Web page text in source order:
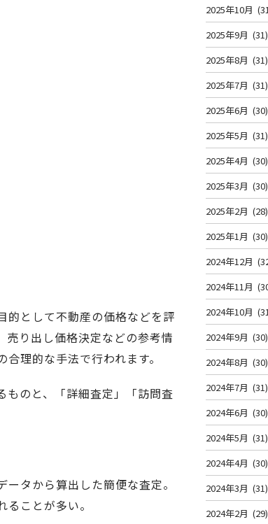
的として不動産の価格などを評
り出し価格決定などの参考情
理的な手法で行われます。
ものと、「詳細査定」「訪問査
タから算出した簡便な査定。
ことが多い。
2025年10月
2025年9月 (31)
2025年8月 (31)
2025年7月 (31)
2025年6月 (30)
2025年5月 (31)
2025年4月 (30)
2025年3月 (30)
2025年2月 (28)
2025年1月 (30)
2024年12月
2024年11月
2024年10月
2024年9月 (30)
2024年8月 (30)
2024年7月 (31)
2024年6月 (30)
2024年5月 (31)
2024年4月 (30)
2024年3月 (31)
2024年2月 (29)